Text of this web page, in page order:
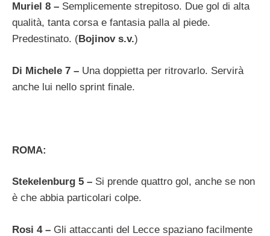
Muriel 8 – Semplicemente strepitoso. Due gol di alta
qualità, tanta corsa e fantasia palla al piede.
Predestinato. (Bojinov s.v.)
Di Michele 7 – Una doppietta per ritrovarlo. Servirà
anche lui nello sprint finale.
ROMA:
Stekelenburg 5 – Si prende quattro gol, anche se non
è che abbia particolari colpe.
Rosi 4 – Gli attaccanti del Lecce spaziano facilmente